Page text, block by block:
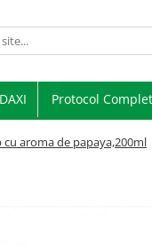
Protocol
cu aroma de papaya,200ml